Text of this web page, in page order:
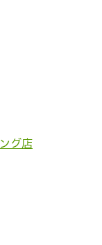
グ店